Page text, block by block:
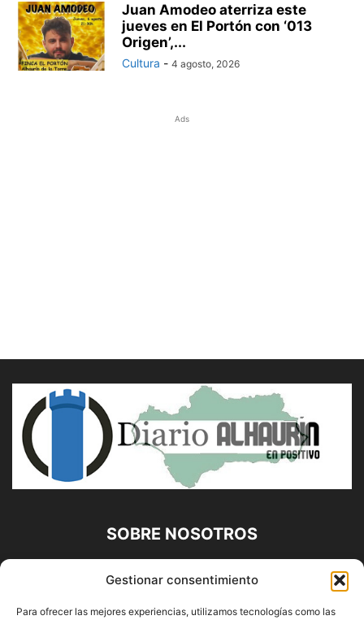
Gestionar consentimiento
Para ofrecer las mejores experiencias, utilizamos tecnologías como las
Juan Amodeo aterriza este
jueves en El Portón con ‘013
Origen’,...
Cultura - 4 agosto, 2026
Ads
SOBRE NOSOTROS
Diario Alhaurín (www.alhaurindelatorre.com) Propiedad de
Francisco E. López López | 639 95 71 95 | Noticias de
Alhaurín de la Torre, Málaga y Provincia|